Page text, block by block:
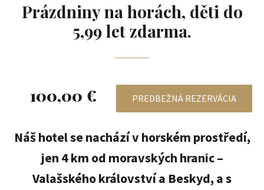
Prázdniny na horách, děti do
5,99 let zdarma.
100,00 € PREDBEŽNÁ REZERVÁCIA
Náš hotel se nachází v horském prostředí,
jen 4 km od moravských hranic –
Valašského království a Beskyd, a s